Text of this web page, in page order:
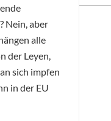
Nein, aber
alle
der Leyen,
sich impfen
in der EU